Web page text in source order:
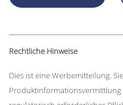
Rechtliche Hinweise
Dies ist eine Werbemitteilung.